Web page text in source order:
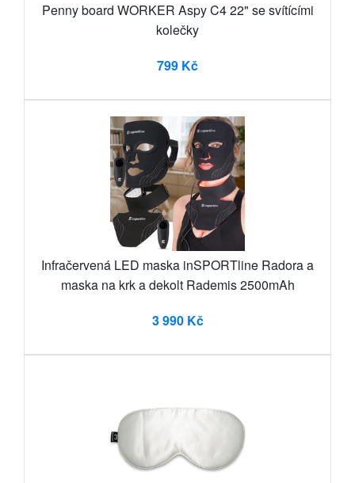
Penny board WORKER Aspy C4 22" se svítícími
kolečky
799 Kč
Infračervená LED maska inSPORTline Radora a
maska na krk a dekolt Rademis 2500mAh
3 990 Kč